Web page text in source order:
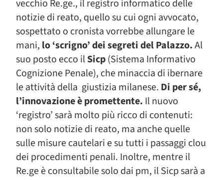
vecchio Re.ge., il registro informatico delle
notizie di reato, quello su cui ogni avvocato,
sospettato o cronista vorrebbe allungare le
mani, lo ‘scrigno’ dei segreti del Palazzo.Al
suo posto ecco ilSicp(Sistema Informativo
Cognizione Penale), che minaccia di ibernare
le attività della giustizia milanese. Di per sé,
l’innovazione è promettente. Il nuovo
‘registro’ sarà molto più ricco di contenuti:
non solo notizie di reato, ma anche quelle
sulle misure cautelari e su tutti i passaggi clou
dei procedimenti penali. Inoltre, mentre il
Re.ge è consultabile solo dai pm, il Sicp sarà a